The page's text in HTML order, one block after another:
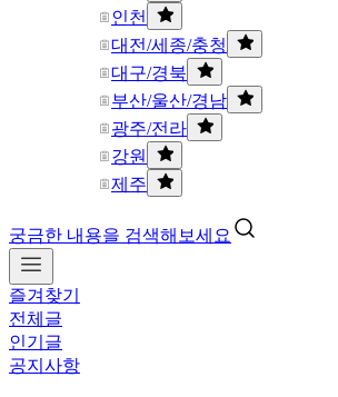
인천
대전/세종/충청
대구/경북
부산/울산/경남
광주/전라
강원
제주
궁금한 내용을 검색해보세요
즐겨찾기
전체글
인기글
공지사항